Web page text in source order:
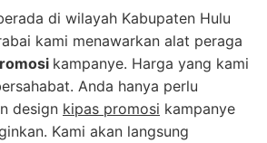
di wilayah Kabupaten Hulu
kami menawarkan alat peraga
kampanye. Harga yang kami
Anda hanya perlu
design kipas promosi kampanye
Kami akan langsung